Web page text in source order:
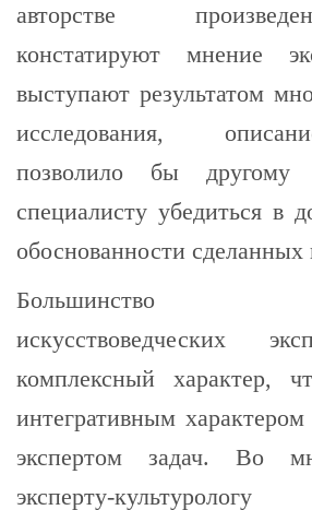
авторстве
констатируют мнение
выступают результатом
исследования,
позволило бы другому
специалисту убедиться в
обоснованности сделанных
Большинство
искусствоведческих
комплексный характер,
интегративным
экспертом задач. Во
эксперту-